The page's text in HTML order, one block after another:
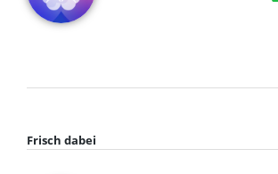
Frisch dabei